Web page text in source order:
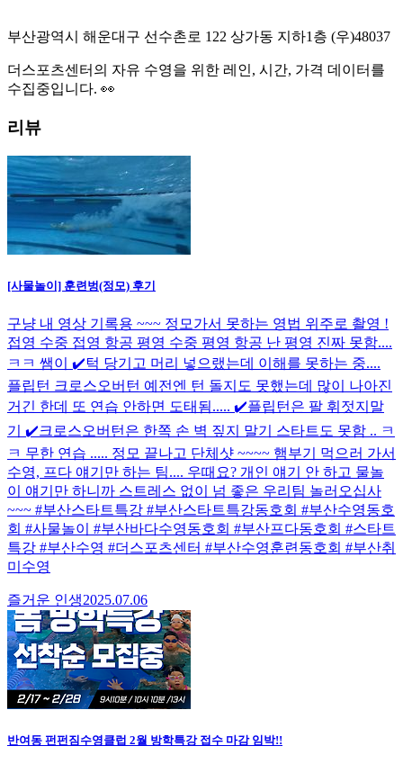
부산광역시 해운대구 선수촌로 122 상가동 지하1층 (우)48037
더스포츠센터 의 자유 수영을 위한 레인, 시간, 가격 데이터를
수집중입니다. 👀
리뷰
[사물놀이] 훈련벙(정모) 후기
구냥 내 영상 기록용 ~~~ 정모가서 못하는 영법 위주로 촬영 !
접영 수중 접영 항공 평영 수중 평영 항공 난 평영 진짜 못함....
ㅋㅋ 쌤이 ✔️턱 당기고 머리 넣으랬는데 이해를 못하는 중....
플립턴 크로스오버턴 예전엔 턴 돌지도 못했는데 많이 나아진
거긴 한데 또 연습 안하면 도태됨..... ✔️플립턴은 팔 휘젓지말
기 ✔️크로스오버턴은 한쪽 손 벽 짚지 말기 스타트도 못함 .. ㅋ
ㅋ 무한 연습 ..... 정모 끝나고 단체샷 ~~~~ 햄부기 먹으러 가서
수영, 프다 얘기만 하는 팀.... 우때요? 개인 얘기 안 하고 물놀
이 얘기만 하니까 스트레스 없이 넘 좋은 우리팀 놀러오십사
~~~ #부산스타트특강 #부산스타트특강동호회 #부산수영동호
회 #사물놀이 #부산바다수영동호회 #부산프다동호회 #스타트
특강 #부산수영 #더스포츠센터 #부산수영훈련동호회 #부산취
미수영
즐거운 인생2025.07.06
반여동 펀펀짐수영클럽 2월 방학특강 접수 마감 임박!!